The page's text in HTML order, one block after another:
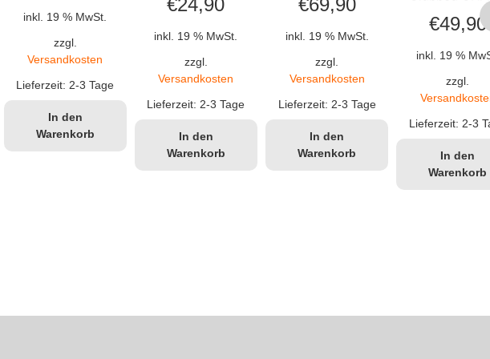
inkl. 19 % MwSt.
zzgl.
Versandkosten
Lieferzeit:2-3 Tage
In den
Warenkorb
€24,90
inkl. 19 % MwSt.
zzgl.
Versandkosten
Lieferzeit:2-3 Tage
In den
Warenkorb
€69,90
inkl. 19 % MwSt.
zzgl.
Versandkosten
Lieferzeit: 2-3 Tage
In den
Warenkorb
€49,90
inkl. 19 %
zzgl.
Lieferzeit: 2-3
In den
Warenkorb